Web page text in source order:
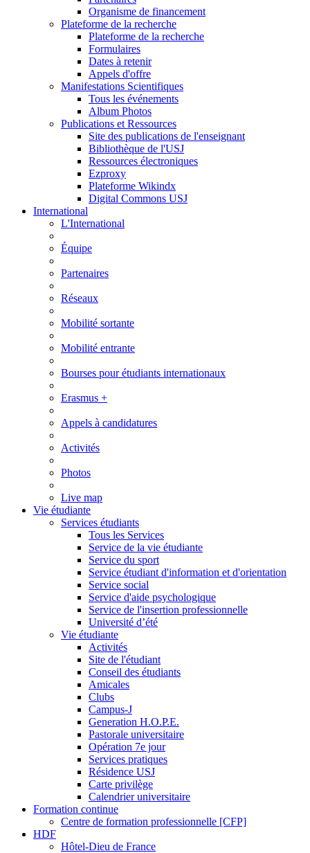
Organisme de financement
Plateforme de la recherche
Plateforme de la recherche
Formulaires
Dates à retenir
Appels d'offre
Manifestations Scientifiques
Tous les événements
Album Photos
Publications et Ressources
Site des publications de l'enseignant
Bibliothèque de l'USJ
Ressources électroniques
Ezproxy
Plateforme Wikindx
Digital Commons USJ
International
L'International
Équipe
Partenaires
Réseaux
Mobilité sortante
Mobilité entrante
Bourses pour étudiants internationaux
Erasmus +
Appels à candidatures
Activités
Photos
Live map
Vie étudiante
Services étudiants
Tous les Services
Service de la vie étudiante
Service du sport
Service étudiant d'information et d'orientation
Service social
Service d'aide psychologique
Service de l'insertion professionnelle
Université d’été
Vie étudiante
Activités
Site de l'étudiant
Conseil des étudiants
Amicales
Clubs
Campus-J
Generation H.O.P.E.
Pastorale universitaire
Opération 7e jour
Services pratiques
Résidence USJ
Carte privilège
Calendrier universitaire
Formation continue
Centre de formation professionnelle [CFP]
HDF
Hôtel-Dieu de France